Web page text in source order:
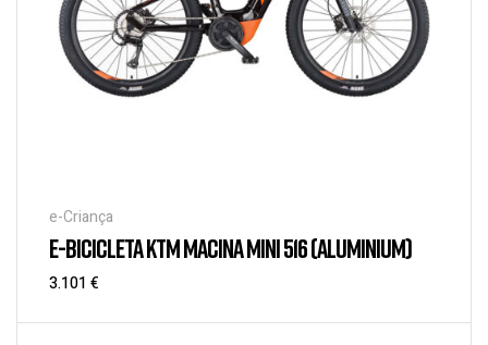
e-Criança
E-BICICLETA KTM MACINA MINI 516 (ALUMINIUM)
3.101 €